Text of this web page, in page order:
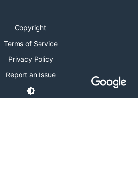
Copyright
Terms of Service
Privacy Policy
Report an Issue